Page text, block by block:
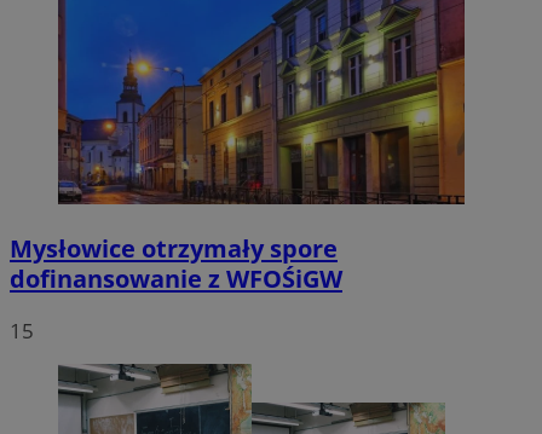
Mysłowice otrzymały spore
dofinansowanie z WFOŚiGW
15